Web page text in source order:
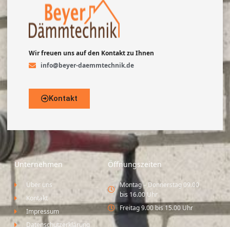
Wir freuen uns auf den Kontakt zu Ihnen
info@beyer-daemmtechnik.de
Kontakt
Unternehmen
Über uns
Kontakt
Impressum
Datenschutzerklärung
Öffnungszeiten
Montag – Donnerstag 09.00
bis 16.00 Uhr
Freitag 9.00 bis 15.00 Uhr